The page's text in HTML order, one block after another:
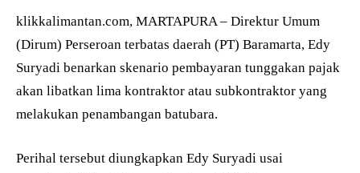
klikkalimantan.com, MARTAPURA – Direktur Umum
(Dirum) Perseroan terbatas daerah (PT) Baramarta, Edy
Suryadi benarkan skenario pembayaran tunggakan pajak
akan libatkan lima kontraktor atau subkontraktor yang
melakukan penambangan batubara.
Perihal tersebut diungkapkan Edy Suryadi usai